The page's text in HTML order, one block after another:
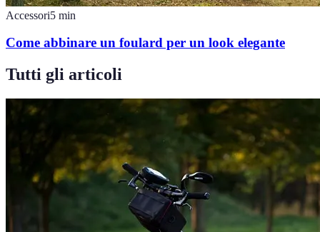
Accessori5 min
Come abbinare un foulard per un look elegante
Tutti gli articoli